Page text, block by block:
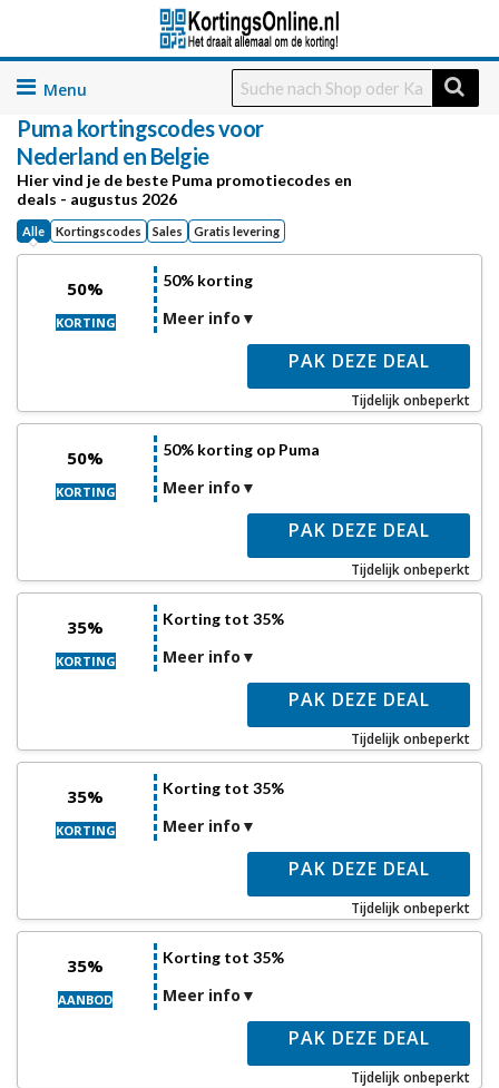
Skip
content
Puma kortingscodes voor
Nederland en Belgie
Hier vind je de beste Puma promotiecodes en
deals - augustus 2026
Alle Kortingscodes Sales Gratis levering
50%
KORTING
50% korting
Meer info
PAK DEZE DEAL
Tijdelijk onbeperkt
50%
KORTING
50% korting op Puma
Meer info
PAK DEZE DEAL
Tijdelijk onbeperkt
35%
KORTING
Korting tot 35%
Meer info
PAK DEZE DEAL
Tijdelijk onbeperkt
35%
KORTING
Korting tot 35%
Meer info
PAK DEZE DEAL
Tijdelijk onbeperkt
35%
AANBOD
Korting tot 35%
Meer info
PAK DEZE DEAL
Tijdelijk onbeperkt